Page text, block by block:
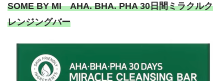
SOME BY MI AHA. BHA. PHA 30日間ミラクルク
レンジングバー